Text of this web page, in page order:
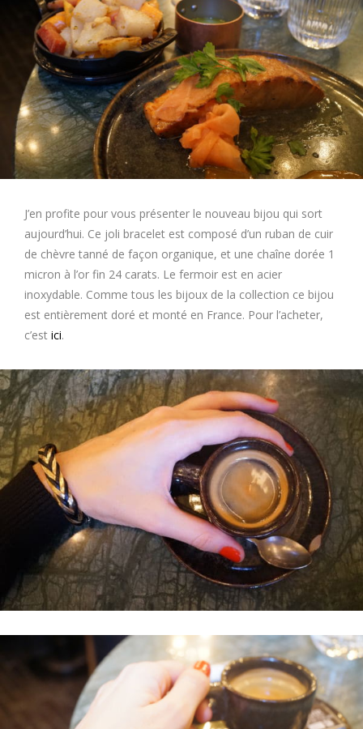
J’en profite pour vous présenter le nouveau bijou qui sort
aujourd’hui. Ce joli bracelet est composé d’un ruban de cuir
de chèvre tanné de façon organique, et une chaîne dorée 1
micron à l’or fin 24 carats. Le fermoir est en acier
inoxydable. Comme tous les bijoux de la collection ce bijou
est entièrement doré et monté en France. Pour l’acheter,
c’est ici.